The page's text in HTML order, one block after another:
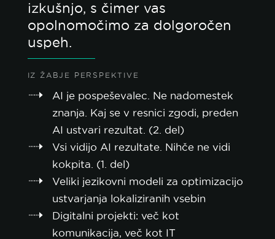
izkušnjo, s čimer vas
opolnomočimo za dolgoročen
uspeh.
IZ ŽABJE PERSPEKTIVE
AI je pospeševalec. Ne nadomestek
znanja. Kaj se v resnici zgodi, preden
AI ustvari rezultat. (2. del)
Vsi vidijo AI rezultate. Nihče ne vidi
kokpita. (1. del)
Veliki jezikovni modeli za optimizacijo
ustvarjanja lokaliziranih vsebin
Digitalni projekti: več kot
komunikacija, več kot IT